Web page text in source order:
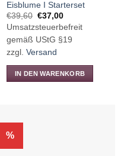
Eisblume I Starterset
€39,60 Ursprünglicher
Preis
war:
€39,60
€37,00Aktueller
Preis
ist:
€37,00.
Umsatzsteuerbefreit
gemäß UStG §19
zzgl.Versand
IN DEN WARENKORB
%